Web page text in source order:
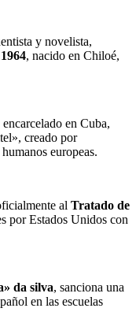
y novelista,
, nacido en Chiloé,
encarcelado en Cuba,
creado por
europeas.
al Tratado de
por Estados Unidos con
da silva, sanciona una
en las escuelas